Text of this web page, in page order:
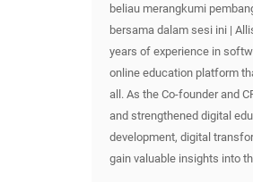
beliau merangkumi
bersama dalam sesi ini |
years of experience in
online education platform
all. As the Co-founder and
and strengthened digital
development, digital
gain valuable insights into